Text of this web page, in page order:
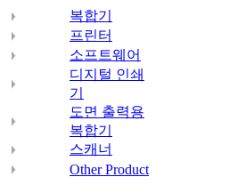
복합기
프린터
소프트웨어
디지털 인쇄
기
도면 출력용
복합기
스캐너
Other Product